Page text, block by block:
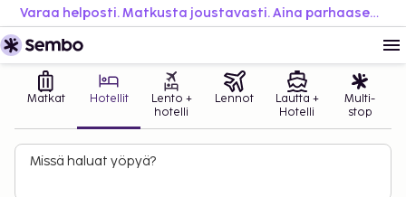
Varaa helposti. Matkusta joustavasti. Aina parhaaseen hintaan.
Matkat Hotellit
Lento +
hotelli
Lennot
Lautta +
Hotelli
Multi-
stop
Missä haluat yöpyä?